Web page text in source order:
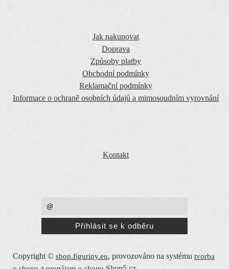
Jak nakupovat
Doprava
Způsoby platby
Obchodní podmínky
Reklamační podmínky
Informace o ochraně osobních údajů a mimosoudním vyrovnání
Kontakt
Copyright © shop.figuriny.eu, provozováno na systému tvorba